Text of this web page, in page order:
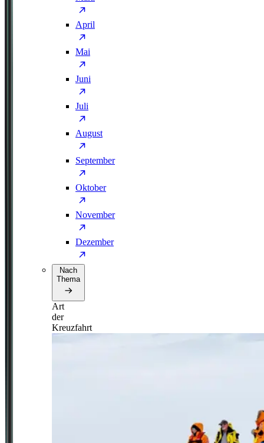
April
Mai
Juni
Juli
August
September
Oktober
November
Dezember
Nach
Thema
Art
der
Kreuzfahrt